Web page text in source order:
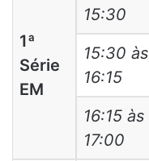
1ª
Série
EM
15:30
15:30 às
16:15
16:15 às
17:00